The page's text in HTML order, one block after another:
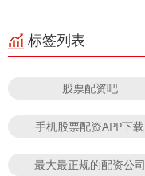
标签列表
股票配资吧
手机股票配资APP下载
最大最正规的配资公司